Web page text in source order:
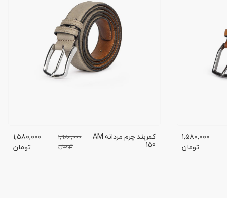
۱,۵۸۰,۰۰۰
تومان
کمربند چرم مردانه AM
150
۱,۹۸۰,۰۰۰
تومان
۱,۵۸۰,۰۰۰
تومان